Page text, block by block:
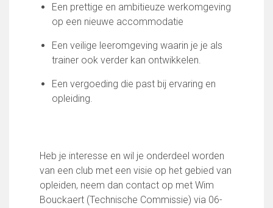
Een prettige en ambitieuze werkomgeving
op een nieuwe accommodatie
Een veilige leeromgeving waarin je je als
trainer ook verder kan ontwikkelen.
Een vergoeding die past bij ervaring en
opleiding.
Heb je interesse en wil je onderdeel worden
van een club met een visie op het gebied van
opleiden, neem dan contact op met Wim
Bouckaert (Technische Commissie) via 06-